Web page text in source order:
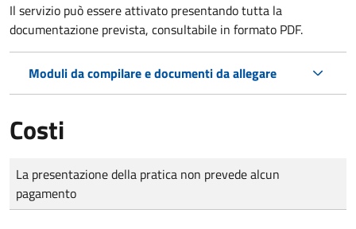
Il servizio può essere attivato presentando tutta la
documentazione prevista, consultabile in formato PDF.
Moduli da compilare e documenti da allegare
Costi
Tipo di pagamento
Importo
La presentazione della pratica non prevede alcun
pagamento